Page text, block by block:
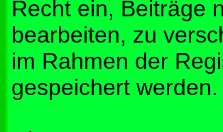
Recht ein, Beiträge
bearbeiten, zu
im Rahmen der
gespeichert werden.